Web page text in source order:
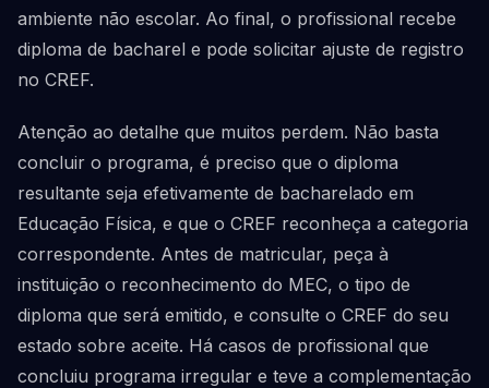
ambiente não escolar. Ao final, o profissional recebe
diploma de bacharel e pode solicitar ajuste de registro
no CREF.
Atenção ao detalhe que muitos perdem. Não basta
concluir o programa, é preciso que o diploma
resultante seja efetivamente de bacharelado em
Educação Física, e que o CREF reconheça a categoria
correspondente. Antes de matricular, peça à
instituição o reconhecimento do MEC, o tipo de
diploma que será emitido, e consulte o CREF do seu
estado sobre aceite. Há casos de profissional que
concluiu programa irregular e teve a complementação